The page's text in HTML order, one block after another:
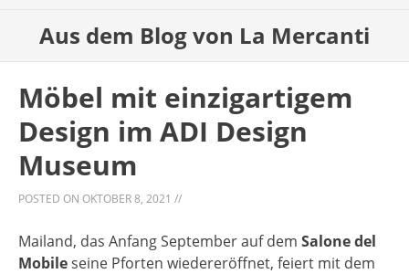
Aus dem Blog von La Mercanti
Möbel mit einzigartigem
Design im ADI Design
Museum
POSTED ON OKTOBER 8, 2021 //
Mailand, das Anfang September auf dem Salone del
Mobileseine Pforten wiedereröffnet, feiert mit dem